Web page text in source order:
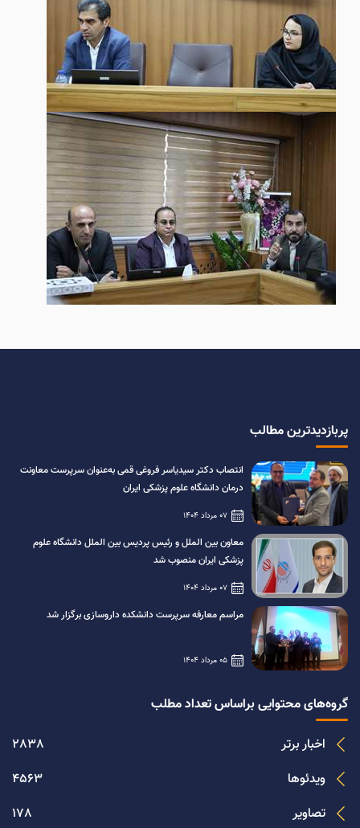
پربازدیدترین مطالب
انتصاب دکتر سیدیاسر فروغی قمی به‌عنوان سرپرست معاونت
درمان دانشگاه علوم پزشکی ایران
07 مرداد 1404
معاون بین الملل و رئیس پردیس بین الملل دانشگاه علوم
پزشکی ایران منصوب شد
07 مرداد 1404
مراسم معارفه سرپرست دانشکده داروسازی برگزار شد
05 مرداد 1404
گروه‌های محتوایی براساس تعداد مطلب
اخبار برتر
2838
ویدئوها
4563
تصاویر
178